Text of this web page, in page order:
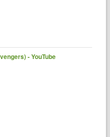
- YouTube